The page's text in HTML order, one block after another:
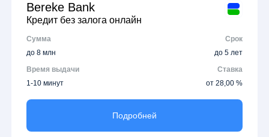
Bereke Bank
Кредит без залога онлайн
Сумма
Срок
до 8 млн
до 5 лет
Время выдачи
Ставка
1-10 минут
от 28,00 %
Подробней